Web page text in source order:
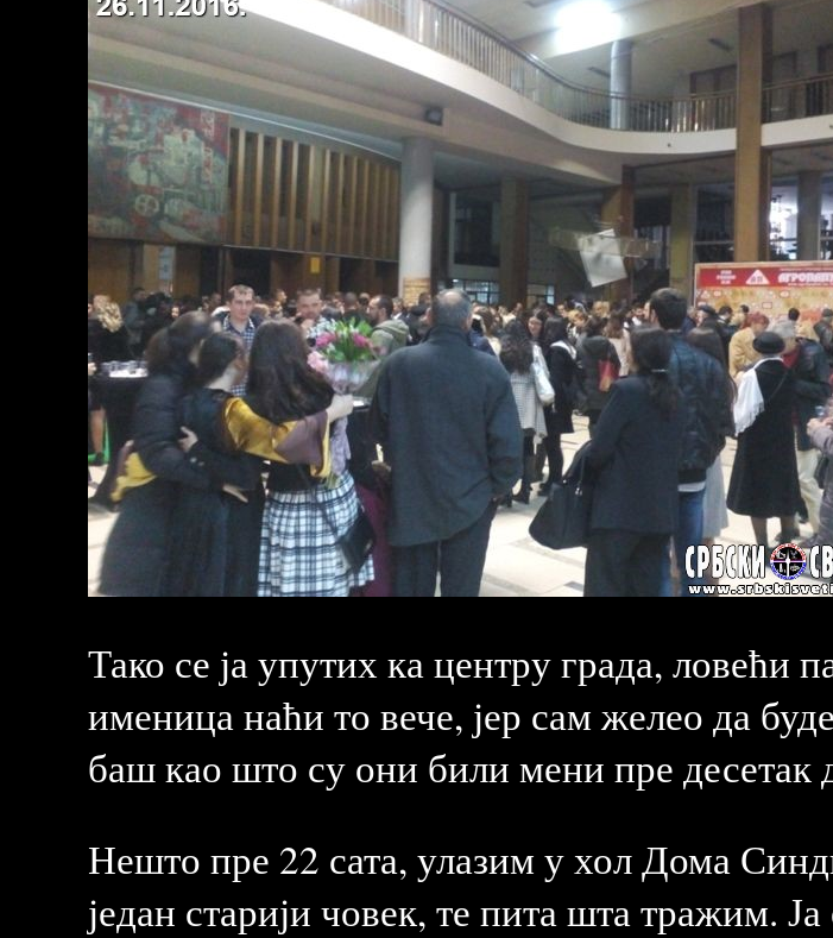
Тако се ја упутих ка центру града, ловећи
именица наћи то вече, јер сам желео да
баш као што су они били мени пре
Нешто пре 22 сата, улазим у хол Дома
један старији човек, те пита шта тражим.